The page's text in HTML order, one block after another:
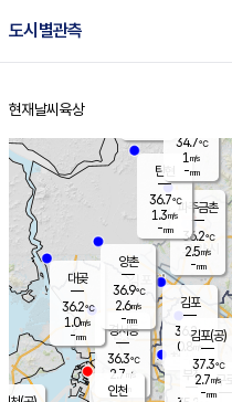
도시별관측
홈
현재날씨 육상
경서동
36.3℃
2.7 m/s
-mm
파주금촌
36.2℃
2.5m/s
-mm
대곶
36.2℃
1.0m/s
-mm
탄현
36.7℃
1.3m/s
-mm
김포
36.2℃
0.8 m/s
mm
부천
양촌
36.9℃
2.6m/s
-mm
구로
김포(공)
37.3℃
2.7m/s
-mm
인천
34.7℃
1 m/s
-mm